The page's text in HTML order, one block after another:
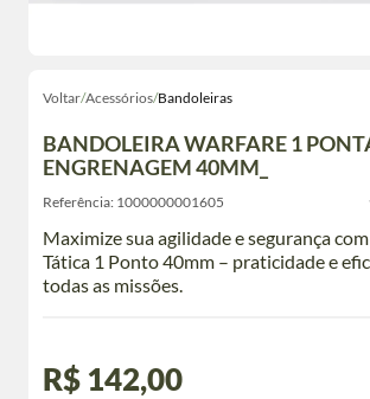
Voltar/Acessórios/Bandoleiras
BANDOLEIRA WARFARE 1
ENGRENAGEM 40MM_
Referência: 1000000001605
Maximize sua agilidade e segurança
Tática 1 Ponto 40mm – praticidade e
todas as missões.
R$ 142,00